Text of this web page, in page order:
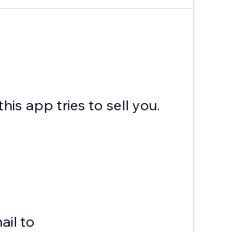
app tries to sell you.
to